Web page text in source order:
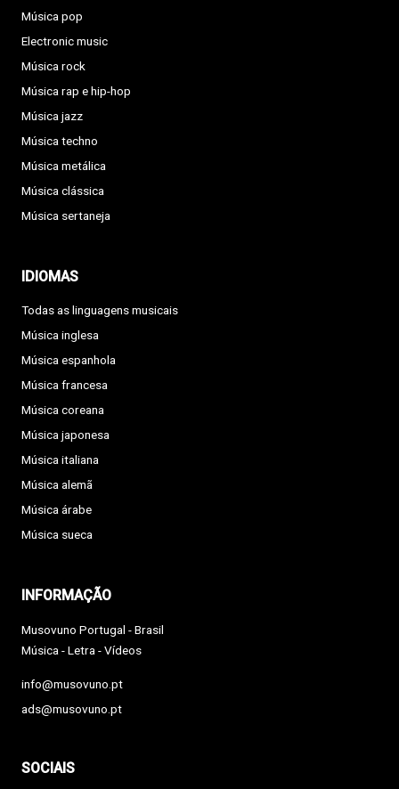
Música pop
Electronic music
Música rock
Música rap e hip-hop
Música jazz
Música techno
Música metálica
Música clássica
Música sertaneja
IDIOMAS
Todas as linguagens musicais
Música inglesa
Música espanhola
Música francesa
Música coreana
Música japonesa
Música italiana
Música alemã
Música árabe
Música sueca
INFORMAÇÃO
Musovuno Portugal - Brasil
Música - Letra - Vídeos
info@musovuno.pt
ads@musovuno.pt
SOCIAIS